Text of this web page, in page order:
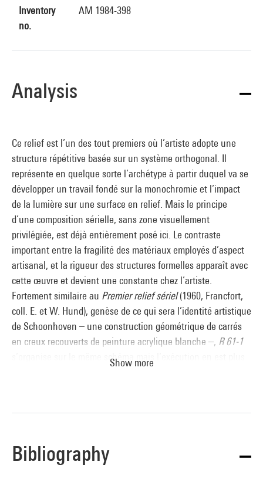
Inventory
no.
AM 1984-398
Analysis
Ce relief est l’un des tout premiers où l’artiste adopte une
structure répétitive basée sur un système orthogonal. Il
représente en quelque sorte l’archétype à partir duquel va se
développer un travail fondé sur la monochromie et l’impact
de la lumière sur une surface en relief. Mais le principe
d’une composition sérielle, sans zone visuellement
privilégiée, est déjà entièrement posé ici. Le contraste
important entre la fragilité des matériaux employés d’aspect
artisanal, et la rigueur des structures formelles apparaît avec
cette œuvre et devient une constante chez l’artiste.
Fortement similaire au Premier relief sériel(1960, Francfort,
coll. E. et W. Hund), genèse de ce qui sera l’identité artistique
de Schoonhoven – une construction géométrique de carrés
en creux recouverts de peinture acrylique blanche –, R 61-1
s’organise sur le même schéma mais l’exécution en est plus
1988,op. cit.), le travail de Schoonhoven est fondé sur la
soustraction et la disparition de tout signe de différenciation
Show more
Bibliography